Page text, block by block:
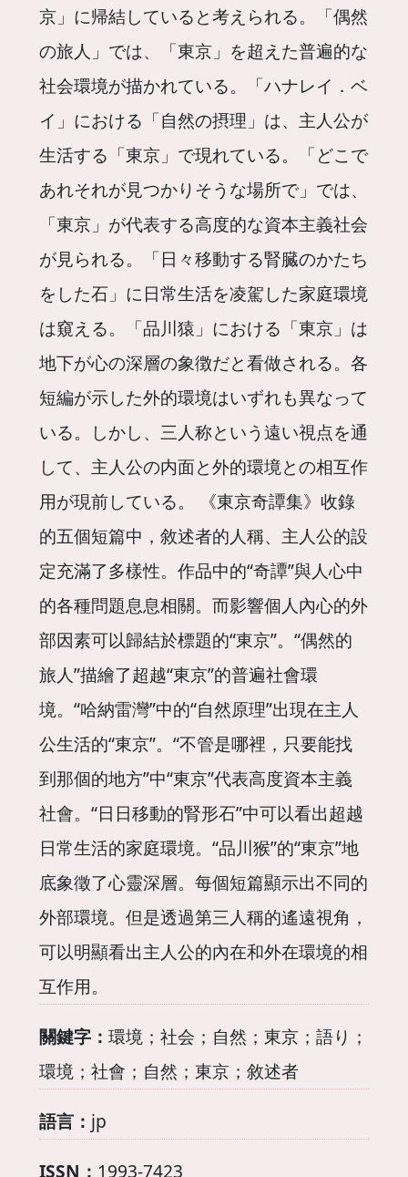
京」に帰結していると考えられる。「偶然
の旅人」では、「東京」を超えた普遍的な
社会環境が描かれている。「ハナレイ．ベ
イ」における「自然の摂理」は、主人公が
生活する「東京」で現れている。「どこで
あれそれが見つかりそうな場所で」では、
「東京」が代表する高度的な資本主義社会
が見られる。「日々移動する腎臓のかたち
をした石」に日常生活を凌駕した家庭環境
は窺える。「品川猿」における「東京」は
地下が心の深層の象徴だと看做される。各
短編が示した外的環境はいずれも異なって
いる。しかし、三人称という遠い視点を通
して、主人公の内面と外的環境との相互作
用が現前している。 《東京奇譚集》收錄
的五個短篇中，敘述者的人稱、主人公的設
定充滿了多樣性。作品中的“奇譚”與人心中
的各種問題息息相關。而影響個人內心的外
部因素可以歸結於標題的“東京”。“偶然的
旅人”描繪了超越“東京”的普遍社會環
境。“哈納雷灣”中的“自然原理”出現在主人
公生活的“東京”。“不管是哪裡，只要能找
到那個的地方”中“東京”代表高度資本主義
社會。“日日移動的腎形石”中可以看出超越
日常生活的家庭環境。“品川猴”的“東京”地
底象徵了心靈深層。每個短篇顯示出不同的
外部環境。但是透過第三人稱的遙遠視角，
可以明顯看出主人公的內在和外在環境的相
互作用。
關鍵字： 環境；社会；自然；東京；語り；
環境；社會；自然；東京；敘述者
語言： jp
ISSN： 1993-7423